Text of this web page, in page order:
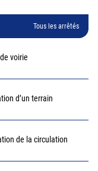
Tous les arrêtés
voirie
d’un terrain
de la circulation